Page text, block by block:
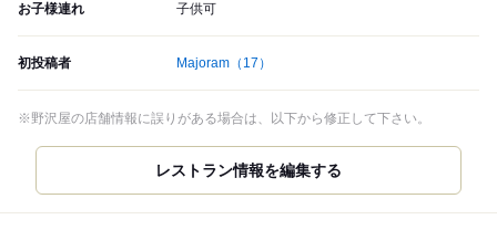
お子様連れ 子供可
初投稿者 Majoram （17）
※野沢屋の店舗情報に誤りがある場合は、以下から修正して下さい。
レストラン情報を編集する